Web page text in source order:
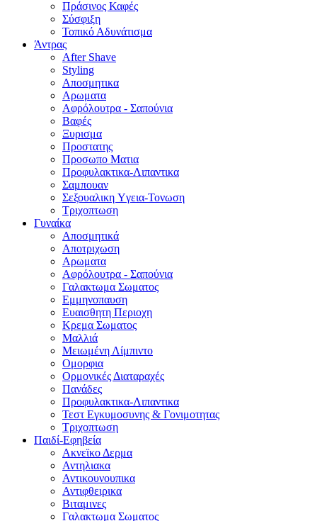
Πράσινος Καφές
Σύσφιξη
Τοπικό Αδυνάτισμα
Άντρας
After Shave
Styling
Αποσμητικα
Αρωματα
Αφρόλουτρα - Σαπούνια
Βαφές
Ξυρισμα
Προστατης
Προσωπο Ματια
Προφυλακτικα-Λιπαντικα
Σαμπουαν
Σεξουαλικη Yγεια-Τονωση
Τριχοπτωση
Γυναίκα
Αποσμητικά
Αποτριχωση
Αρωματα
Αφρόλουτρα - Σαπούνια
Γαλακτωμα Σωματος
Εμμηνοπαυση
Ευαισθητη Περιοχη
Κρεμα Σωματος
Μαλλιά
Μειωμένη Λίμπιντο
Ομορφια
Ορμονικές Διαταραχές
Πανάδες
Προφυλακτικα-Λιπαντικα
Τεστ Εγκυμοσυνης & Γονιμοτητας
Τριχοπτωση
Παιδί-Εφηβεία
Ακνεϊκο Δερμα
Αντηλιακα
Αντικουνουπικα
Αντιφθειρικα
Βιταμινες
Γαλακτωμα Σωματος